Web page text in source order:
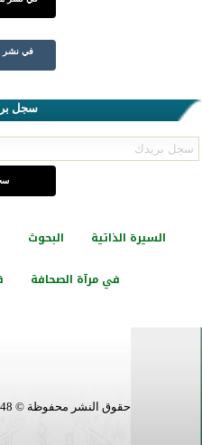
في نشر
سجل
السيرة الذاتية البحوث
في مرآة الصحافة
حقوق النشر محفوظة © 1448هـ / 2026م لموقع